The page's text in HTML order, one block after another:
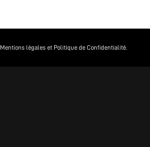
Mentions légales et Politique de Confidentialité.